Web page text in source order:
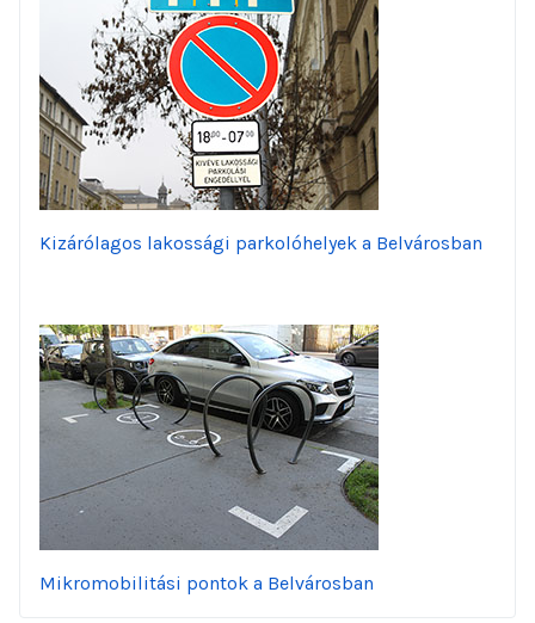
Kizárólagos lakossági parkolóhelyek a Belvárosban
Mikromobilitási pontok a Belvárosban